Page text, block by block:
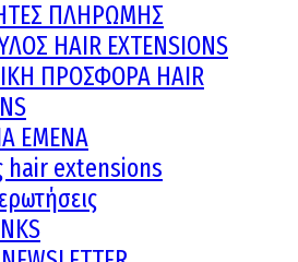
ΠΛΗΡΩΜΗΣ
HAIR EXTENSIONS
ΠΡΟΣΦΟΡΑ HAIR
ΕΜΕΝΑ
hair extensions